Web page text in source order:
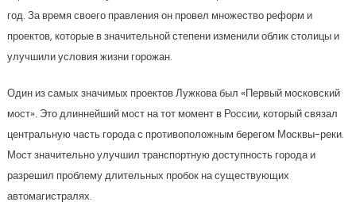
год. За время своего правления он провел множество реформ и
проектов, которые в значительной степени изменили облик столицы и
улучшили условия жизни горожан.
Один из самых значимых проектов Лужкова был «Первый московский
мост». Это длиннейший мост на тот момент в России, который связал
центральную часть города с противоположным берегом Москвы-реки.
Мост значительно улучшил транспортную доступность города и
разрешил проблему длительных пробок на существующих
автомагистралях.